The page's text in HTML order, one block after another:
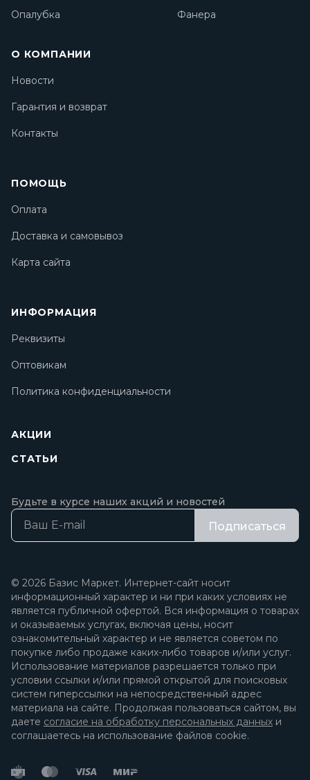
Опалубка
Фанера
О КОМПАНИИ
Новости
Гарантия и возврат
Контакты
ПОМОЩЬ
Оплата
Доставка и самовывоз
Карта сайта
ИНФОРМАЦИЯ
Реквизиты
Оптовикам
Политика конфиденциальности
АКЦИИ
СТАТЬИ
Будьте в курсе наших акций и новостей
Подписаться
© 2026 Базис Маркет. Интернет-сайт носит
информационный характер и ни при каких условиях не
является публичной офертой. Вся информация о товарах
и оказываемых услугах, включая цены, носит
ознакомительный характер и не является советом по
покупке либо продаже каких-либо товаров и/или услуг.
Использование материалов разрешается только при
условии ссылки и/или прямой открытой для поисковых
систем гиперссылки на непосредственный адрес
материала на сайте. Продолжая пользоваться сайтом, вы
даете согласие на обработку персональных данных и
соглашаетесь на использование файлов cookie.